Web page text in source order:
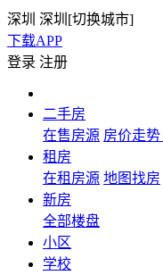
深圳 深圳[切换城市]
下载APP
登录 注册
二手房
在售房源 房价走势
租房
在租房源 地图找房
新房
全部楼盘
小区
学校